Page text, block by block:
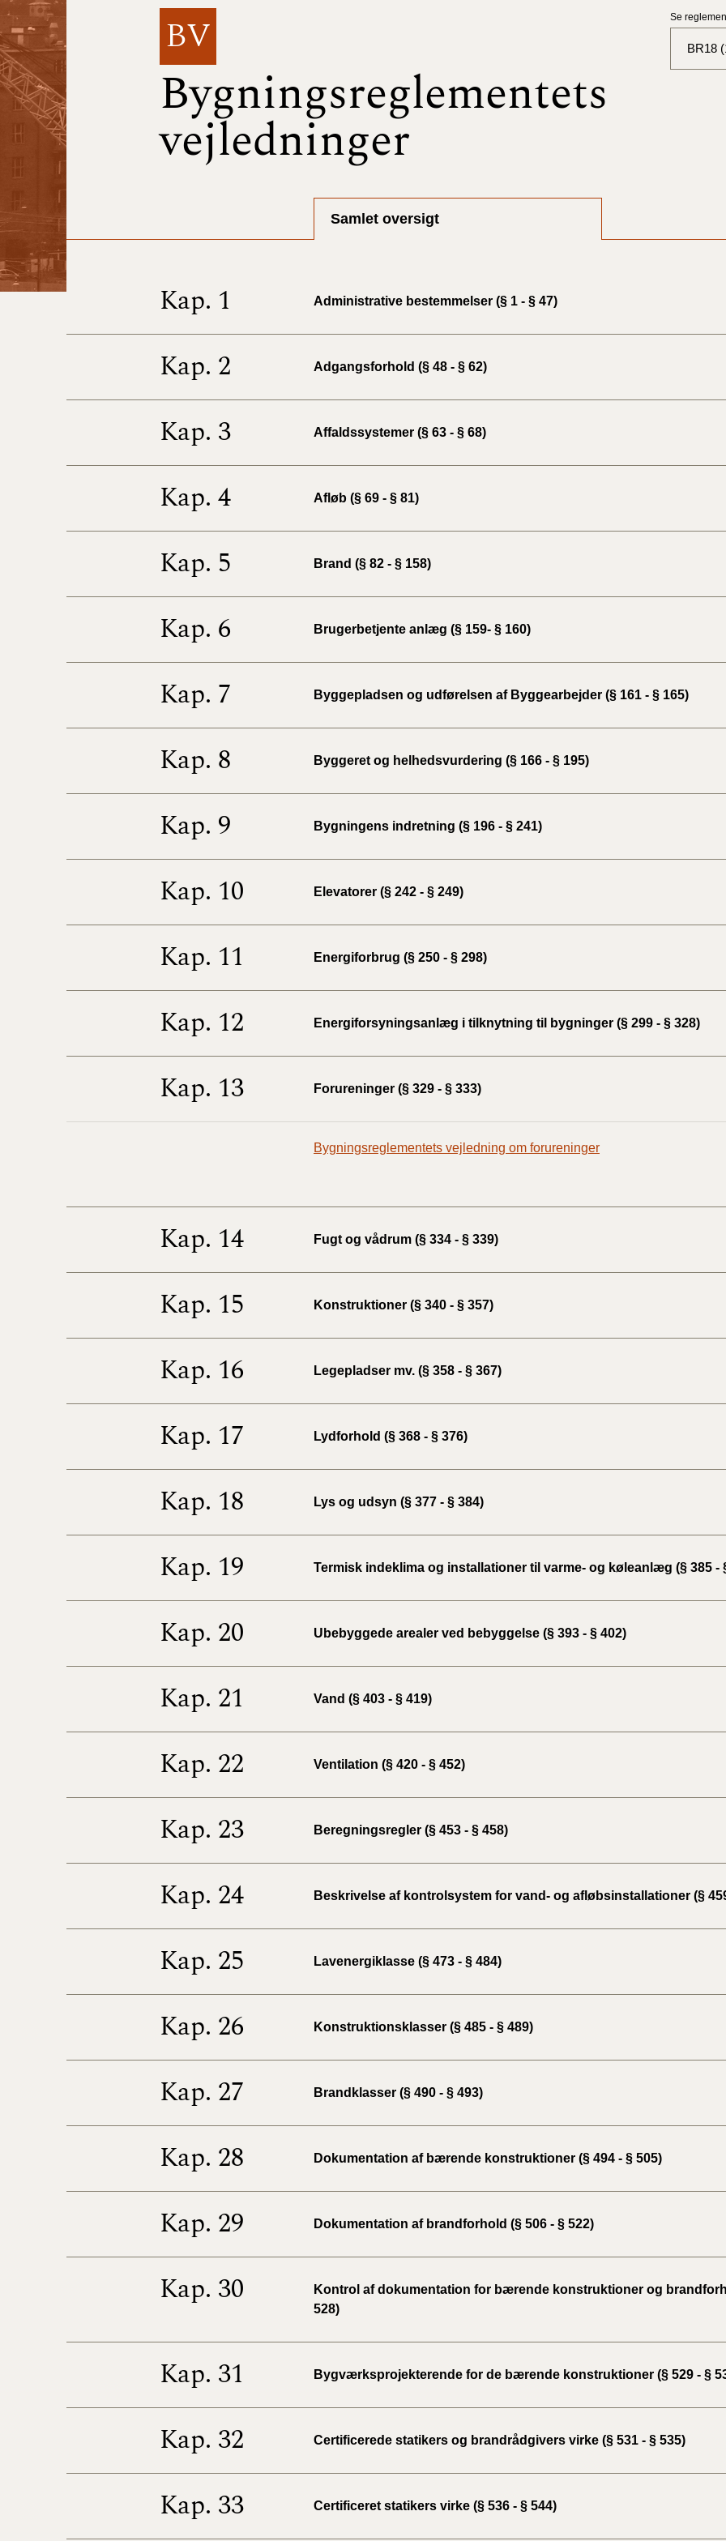
BV
Bygningsreglementets
vejledninger
Se
BR18
BR18
2022)
BR18
BR15
Samlet oversigt
Kap. 1 Administrative bestemmelser (§ 1 - § 47)
Kap. 2 Adgangsforhold (§ 48 - § 62)
Kap. 3 Affaldssystemer (§ 63 - § 68)
Kap. 4 Afløb (§ 69 - § 81)
Kap. 5 Brand (§ 82 - § 158)
Kap. 6 Brugerbetjente anlæg (§ 159- § 160)
Kap. 7 Byggepladsen og udførelsen af Byggearbejder (§ 161 - § 165)
Kap. 8 Byggeret og helhedsvurdering (§ 166 - § 195)
Kap. 9 Bygningens indretning (§ 196 - § 241)
Kap. 10 Elevatorer (§ 242 - § 249)
Kap. 11 Energiforbrug (§ 250 - § 298)
Kap. 12 Energiforsyningsanlæg i tilknytning til bygninger (§ 299 - § 328)
Kap. 13 Forureninger (§ 329 - § 333)
Bygningsreglementets vejledning om forureninger
Kap. 14 Fugt og vådrum (§ 334 - § 339)
Kap. 15 Konstruktioner (§ 340 - § 357)
Kap. 16 Legepladser mv. (§ 358 - § 367)
Kap. 17 Lydforhold (§ 368 - § 376)
Kap. 18 Lys og udsyn (§ 377 - § 384)
Kap. 19 Termisk indeklima og installationer til varme- og køleanlæg (§ 385 -
Kap. 20 Ubebyggede arealer ved bebyggelse (§ 393 - § 402)
Kap. 21 Vand (§ 403 - § 419)
Kap. 22 Ventilation (§ 420 - § 452)
Kap. 23 Beregningsregler (§ 453 - § 458)
Kap. 24 Beskrivelse af kontrolsystem for vand- og afløbsinstallationer (§
Kap. 25 Lavenergiklasse (§ 473 - § 484)
Kap. 26 Konstruktionsklasser (§ 485 - § 489)
Kap. 27 Brandklasser (§ 490 - § 493)
Kap. 28 Dokumentation af bærende konstruktioner (§ 494 - § 505)
Kap. 29 Dokumentation af brandforhold (§ 506 - § 522)
Kap. 30
Kontrol af dokumentation for bærende konstruktioner og
528)
Kap. 31 Bygværksprojekterende for de bærende konstruktioner (§ 529 - §
Kap. 32 Certificerede statikers og brandrådgivers virke (§ 531 - § 535)
Kap. 33 Certificeret statikers virke (§ 536 - § 544)